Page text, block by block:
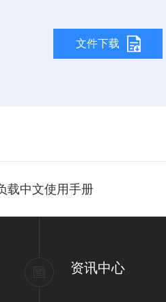
文件下载
载中文使用手册
资讯中心